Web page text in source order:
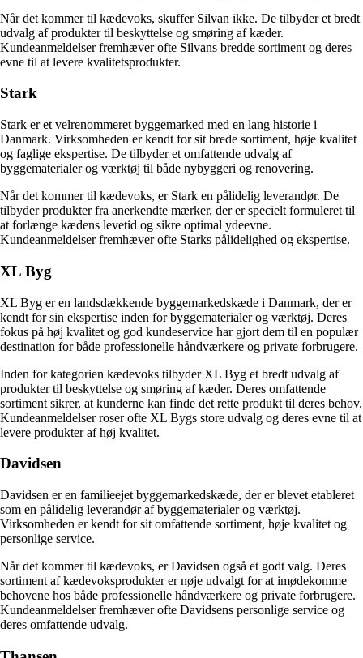
Når det kommer til kædevoks, skuffer Silvan ikke. De tilbyder et bredt
udvalg af produkter til beskyttelse og smøring af kæder.
Kundeanmeldelser fremhæver ofte Silvans bredde sortiment og deres
evne til at levere kvalitetsprodukter.
Stark
Stark er et velrenommeret byggemarked med en lang historie i
Danmark. Virksomheden er kendt for sit brede sortiment, høje kvalitet
og faglige ekspertise. De tilbyder et omfattende udvalg af
byggematerialer og værktøj til både nybyggeri og renovering.
Når det kommer til kædevoks, er Stark en pålidelig leverandør. De
tilbyder produkter fra anerkendte mærker, der er specielt formuleret til
at forlænge kædens levetid og sikre optimal ydeevne.
Kundeanmeldelser fremhæver ofte Starks pålidelighed og ekspertise.
XL Byg
XL Byg er en landsdækkende byggemarkedskæde i Danmark, der er
kendt for sin ekspertise inden for byggematerialer og værktøj. Deres
fokus på høj kvalitet og god kundeservice har gjort dem til en populær
destination for både professionelle håndværkere og private forbrugere.
Inden for kategorien kædevoks tilbyder XL Byg et bredt udvalg af
produkter til beskyttelse og smøring af kæder. Deres omfattende
sortiment sikrer, at kunderne kan finde det rette produkt til deres behov.
Kundeanmeldelser roser ofte XL Bygs store udvalg og deres evne til at
levere produkter af høj kvalitet.
Davidsen
Davidsen er en familieejet byggemarkedskæde, der er blevet etableret
som en pålidelig leverandør af byggematerialer og værktøj.
Virksomheden er kendt for sit omfattende sortiment, høje kvalitet og
personlige service.
Når det kommer til kædevoks, er Davidsen også et godt valg. Deres
sortiment af kædevoksprodukter er nøje udvalgt for at imødekomme
behovene hos både professionelle håndværkere og private forbrugere.
Kundeanmeldelser fremhæver ofte Davidsens personlige service og
deres omfattende udvalg.